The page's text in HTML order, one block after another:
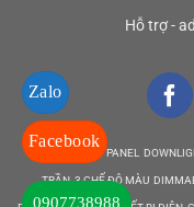
Hỗ trợ -
DEN LED BULB PANEL
TRẦN 3 CHẾ ĐỘ MÀU
Zalo
Facebook
0907738988